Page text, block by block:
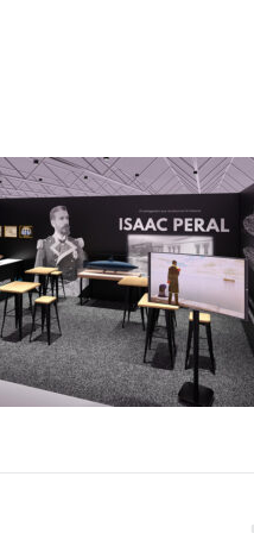
en 3D de stand de
sobre papel
Modelado 3D